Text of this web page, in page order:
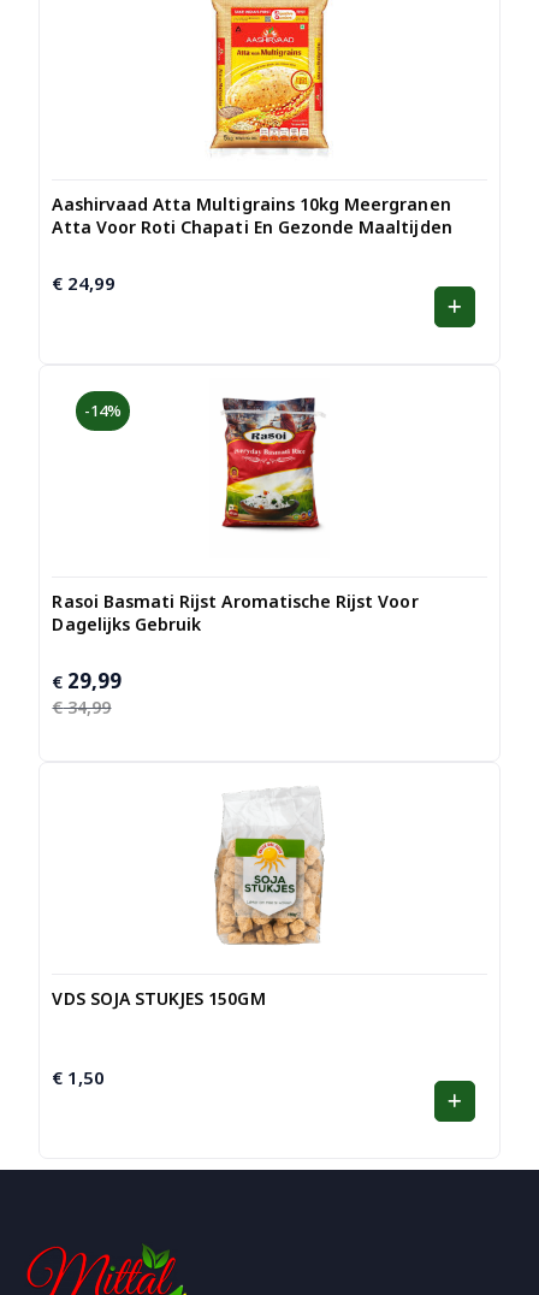
Aashirvaad Atta Multigrains 10kg Meergranen
Atta Voor Roti Chapati En Gezonde Maaltijden
€ 24,99
-14%
Rasoi Basmati Rijst Aromatische Rijst Voor
Dagelijks Gebruik
€34,99
Oorspronkelijke
prijs
€ 29,99
Huidige
prijs
VDS SOJA STUKJES 150GM
€ 1,50